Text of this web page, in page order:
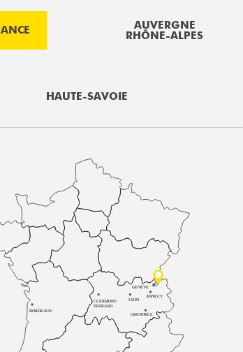
AUVERGNE
RHÔNE-ALPES
HAUTE-SAVOIE
BORDEAUX
CLERMONT-
FERRAND
LYON
ANNECY
GRENOBLE
GENÈVE